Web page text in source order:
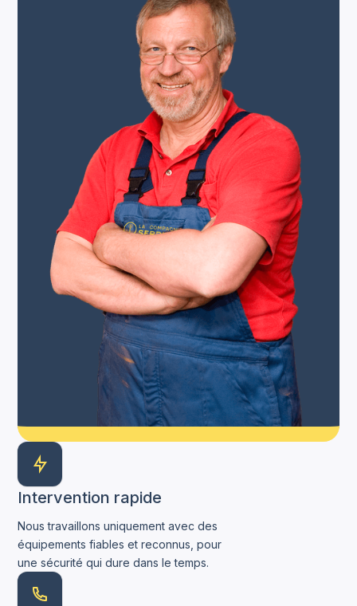
Intervention rapide
Nous travaillons uniquement avec des
équipements fiables et reconnus, pour
une sécurité qui dure dans le temps.